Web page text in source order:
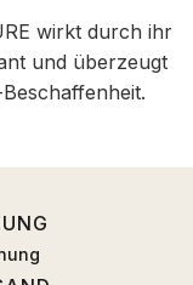
wirkt durch ihr
und überzeugt